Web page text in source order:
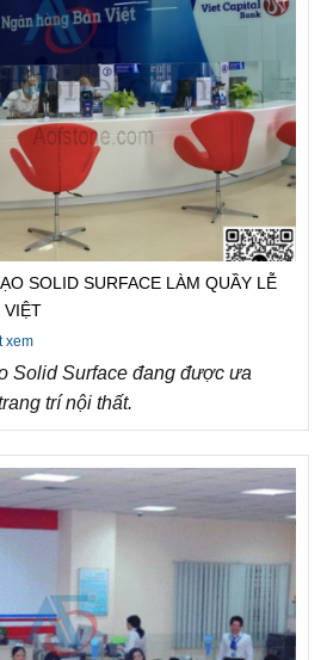
SOLID SURFACE LÀM QUẦY LỄ
VIỆT
xem
Solid Surface đang được ưa
trí nội thất.